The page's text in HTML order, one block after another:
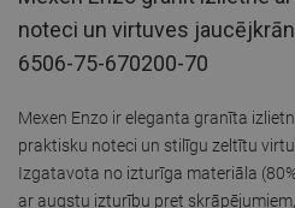
noteci un virtuves
6506-75-670200-70
Mexen Enzo ir eleganta granīta
praktisku noteci un stilīgu zeltītu
Izgatavota no izturīga materiāla
ar augstu izturību pret